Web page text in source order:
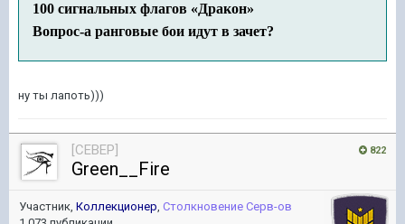
100 сигнальных флагов «Дракон»
Вопрос-а ранговые бои идут в зачет?
ну ты лапоть)))
822
[CEBEP]
Green__Fire
Участник, Коллекционер, Столкновение Серв-ов